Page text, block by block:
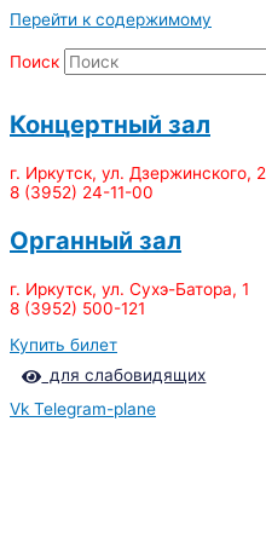
Перейти к содержимому
Поиск
Концертный зал
г. Иркутск, ул. Дзержинского, 2
8 (3952) 24-11-00
Органный зал
г. Иркутск, ул. Сухэ-Батора, 1
8 (3952) 500-121
Купить билет
для слабовидящих
Vk Telegram-plane